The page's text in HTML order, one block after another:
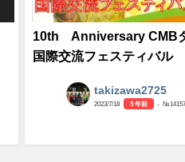
10th Anniversary CMB
国際交流フェスティバル
takizawa2725
2023/7/18 3 年前 - №14157